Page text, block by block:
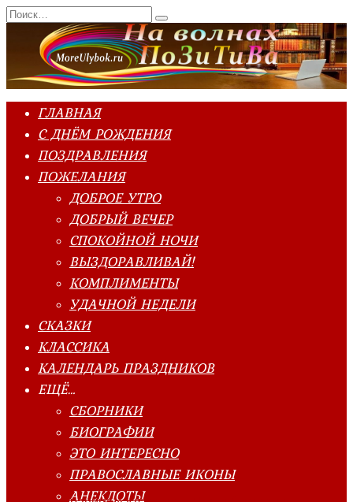
Перейти
к
содержанию
Search
for:
ГЛАВНАЯ
С ДНЁМ РОЖДЕНИЯ
ПОЗДРАВЛЕНИЯ
ПОЖЕЛАНИЯ
ДОБРОЕ УТРО
ДОБРЫЙ ВЕЧЕР
СПОКОЙНОЙ НОЧИ
ВЫЗДОРАВЛИВАЙ!
КОМПЛИМЕНТЫ
УДАЧНОЙ НЕДЕЛИ
СКАЗКИ
КЛАССИКА
КАЛЕНДАРЬ ПРАЗДНИКОВ
ЕЩЁ…
СБОРНИКИ
БИОГРАФИИ
ЭТО ИНТЕРЕСНО
ПРАВОСЛАВНЫЕ ИКОНЫ
АНЕКДОТЫ